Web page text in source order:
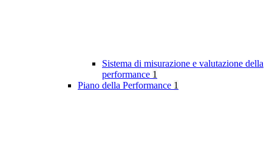
Sistema di misurazione e valutazione della
performance 1
Piano della Performance 1